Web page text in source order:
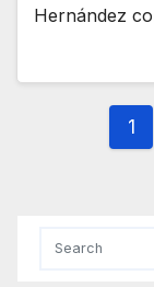
Hernández
1